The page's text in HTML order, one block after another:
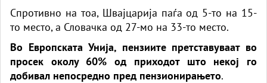
Спротивно на тоа, Швајцарија паѓа од 5-то на 15-
то место, а Словачка од 27-мо на 33-то место.
Во Европската Унија, пензиите претставуваат во
просек околу 60% од приходот што некој го
добивал непосредно пред пензионирањето.